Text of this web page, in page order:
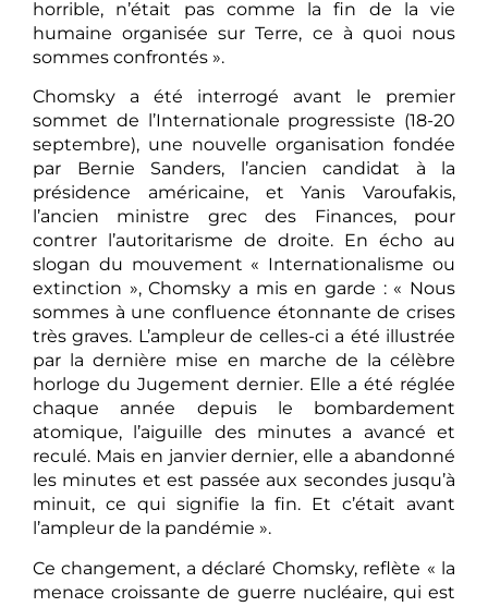
horrible, n’était pas comme la fin de la vie
humaine organisée sur Terre, ce à quoi nous
sommes confrontés ».
Chomsky a été interrogé avant le premier
sommet de l’Internationale progressiste (18-20
septembre), une nouvelle organisation fondée
par Bernie Sanders, l’ancien candidat à la
présidence américaine, et Yanis Varoufakis,
l’ancien ministre grec des Finances, pour
contrer l’autoritarisme de droite. En écho au
slogan du mouvement « Internationalisme ou
extinction », Chomsky a mis en garde : « Nous
sommes à une confluence étonnante de crises
très graves. L’ampleur de celles-ci a été illustrée
par la dernière mise en marche de la célèbre
horloge du Jugement dernier. Elle a été réglée
chaque année depuis le bombardement
atomique, l’aiguille des minutes a avancé et
reculé. Mais en janvier dernier, elle a abandonné
les minutes et est passée aux secondes jusqu’à
minuit, ce qui signifie la fin. Et c’était avant
l’ampleur de la pandémie ».
Ce changement, a déclaré Chomsky, reflète « la
menace croissante de guerre nucléaire, qui est